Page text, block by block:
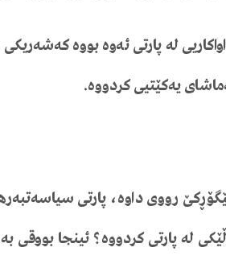
لە پارتی ئەوە بووەکەشەریکی
یەکێتییکردووە.
رووی داوە، پارتی سیاسەت
لە پارتی کردووە؟ ئینجا بووقی